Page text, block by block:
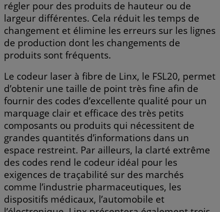
régler pour des produits de hauteur ou de
largeur différentes. Cela réduit les temps de
changement et élimine les erreurs sur les lignes
de production dont les changements de
produits sont fréquents.
Le codeur laser à fibre de Linx, le FSL20, permet
d’obtenir une taille de point très fine afin de
fournir des codes d’excellente qualité pour un
marquage clair et efficace des très petits
composants ou produits qui nécessitent de
grandes quantités d’informations dans un
espace restreint. Par ailleurs, la clarté extrême
des codes rend le codeur idéal pour les
exigences de traçabilité sur des marchés
comme l’industrie pharmaceutiques, les
dispositifs médicaux, l’automobile et